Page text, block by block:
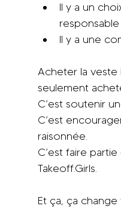
Il y a un
responsable
Il y a une
Acheter la veste
seulement
C’est soutenir
C’est
raisonnée.
C’est faire
Takeoff.Girls.
Et ça, ça change